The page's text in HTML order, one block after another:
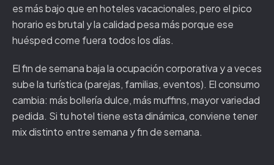
es más bajo que en hoteles vacacionales, pero el pico
horario es brutal y la calidad pesa más porque ese
huésped come fuera todos los días.
El fin de semana baja la ocupación corporativa y a veces
sube la turística (parejas, familias, eventos). El consumo
cambia: más bollería dulce, más muffins, mayor variedad
pedida. Si tu hotel tiene esta dinámica, conviene tener
mix distinto entre semana y fin de semana.